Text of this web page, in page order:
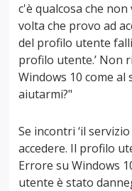
c'è qualcosa che
volta che provo ad
del profilo utente
profilo utente.’ Non
Windows 10 come al
aiutarmi?"
Se incontri ‘il
accedere. Il profilo
Errore su Windows
utente è stato